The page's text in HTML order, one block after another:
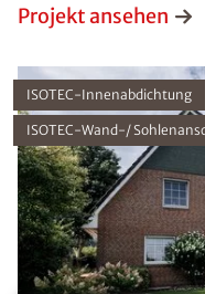
Projekt ansehen
ISOTEC-Innenabdichtung
ISOTEC-Wand-/